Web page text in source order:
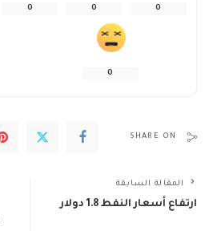
0
0
0
0
SHARE ON
المقالة السابقة
ارتفاع أسعار النفط 1.8 دولار